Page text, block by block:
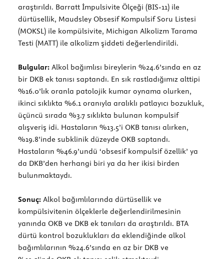
araştırıldı. Barratt İmpulsivite Ölçeği (BIS-11) ile
dürtüsellik, Maudsley Obsesif Kompulsif Soru Listesi
(MOKSL) ile kompülsivite, Michigan Alkolizm Tarama
Testi (MATT) ile alkolizm şiddeti değerlendirildi.
Bulgular: Alkol bağımlısı bireylerin %24.6’sında en az
bir DKB ek tanısı saptandı. En sık rastladığımız alttipi
%16.0’lık oranla patolojik kumar oynama olurken,
ikinci sıklıkta %6.1 oranıyla aralıklı patlayıcı bozukluk,
üçüncü sırada %3.7 sıklıkta bulunan kompulsif
alışveriş idi. Hastaların %13.5’i OKB tanısı alırken,
%19.8’inde subklinik düzeyde OKB saptandı.
Hastaların %46.9’undü ‘obsesif kompulsif özellik’ ya
da DKB’den herhangi biri ya da her ikisi birden
bulunmaktaydı.
Sonuç: Alkol bağımlılarında dürtüsellik ve
kompülsivitenin ölçeklerle değerlendirilmesinin
yanında OKB ve DKB ek tanıları da araştırıldı. BTA
dürtü kontrol bozuklukları da eklendiğinde alkol
bağımlılarının %24.6’sında en az bir DKB ve